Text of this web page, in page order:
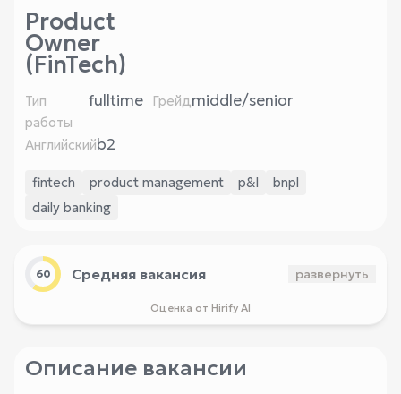
Product
Owner
(FinTech)
Тип
работы
fulltime Грейдmiddle/senior
Английскийb2
fintech product management p&l
bnpl
daily banking
60 Средняя вакансия развернуть
Оценка от Hirify AI
Описание вакансии